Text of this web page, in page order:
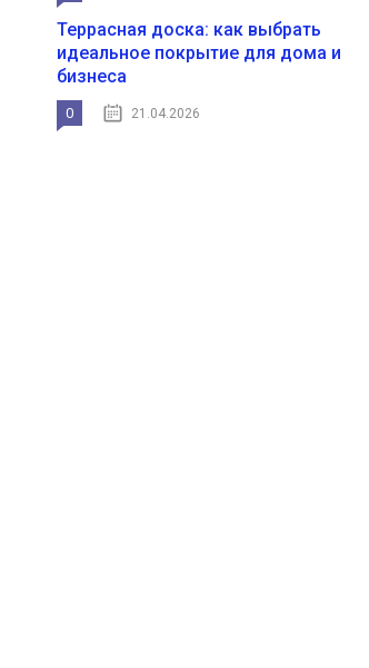
Террасная доска: как выбрать
идеальное покрытие для дома и
бизнеса
0 21.04.2026